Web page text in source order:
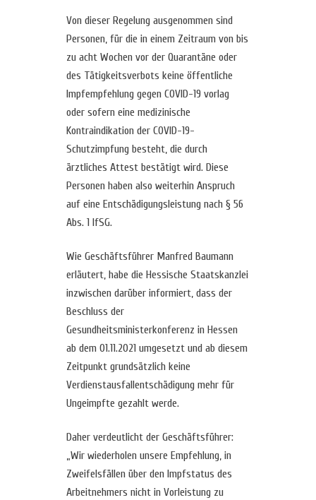
Von dieser Regelung ausgenommen sind
Personen, für die in einem Zeitraum von bis
zu acht Wochen vor der Quarantäne oder
des Tätigkeitsverbots keine öffentliche
Impfempfehlung gegen COVID-19 vorlag
oder sofern eine medizinische
Kontraindikation der COVID-19-
Schutzimpfung besteht, die durch
ärztliches Attest bestätigt wird. Diese
Personen haben also weiterhin Anspruch
auf eine Entschädigungsleistung nach § 56
Abs. 1 IfSG.
Wie Geschäftsführer Manfred Baumann
erläutert, habe die Hessische Staatskanzlei
inzwischen darüber informiert, dass der
Beschluss der
Gesundheitsministerkonferenz in Hessen
ab dem 01.11.2021 umgesetzt und ab diesem
Zeitpunkt grundsätzlich keine
Verdienstausfallentschädigung mehr für
Ungeimpfte gezahlt werde.
Daher verdeutlicht der Geschäftsführer:
„Wir wiederholen unsere Empfehlung, in
Zweifelsfällen über den Impfstatus des
Arbeitnehmers nicht in Vorleistung zu